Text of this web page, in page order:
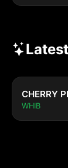
CHERRY
WHIB